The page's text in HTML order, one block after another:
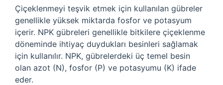
Çiçeklenmeyi teşvik etmek için kullanılan gübreler
genellikle yüksek miktarda fosfor ve potasyum
içerir. NPK gübreleri genellikle bitkilere çiçeklenme
döneminde ihtiyaç duydukları besinleri sağlamak
için kullanılır. NPK, gübrelerdeki üç temel besin
olan azot (N), fosfor (P) ve potasyumu (K) ifade
eder.